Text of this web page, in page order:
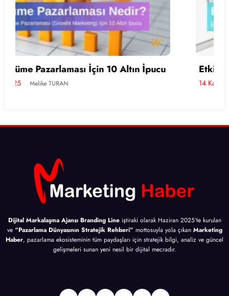
Etkili E-İhracat Yönetimi İçin 10 Altın İpucu
14 Kasım 2025
Dijital Markalaşma Ajansı Branding Lineiştiraki olarak Haziran 2025’te kurulan
ve “Pazarlama Dünyasının Stratejik Rehberi” mottosuyla yola çıkan Marketing
Haber, pazarlama ekosisteminin tüm paydaşları için stratejik bilgi, analiz ve güncel
gelişmeleri sunan yeni nesil bir dijital mecradır.